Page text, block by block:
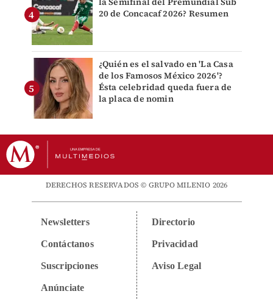
20 de Concacaf 2026? Resumen
¿Quién es el salvado en 'La Casa
de los Famosos México 2026'?
Ésta celebridad queda fuera de
la placa de nomin
DERECHOS RESERVADOS © GRUPO MILENIO 2026
Newsletters
Contáctanos
Suscripciones
Anúnciate
Directorio
Privacidad
Aviso Legal